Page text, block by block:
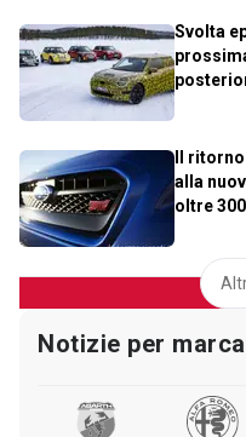
Svolta
Il
alla
oltre
Notizie per marca